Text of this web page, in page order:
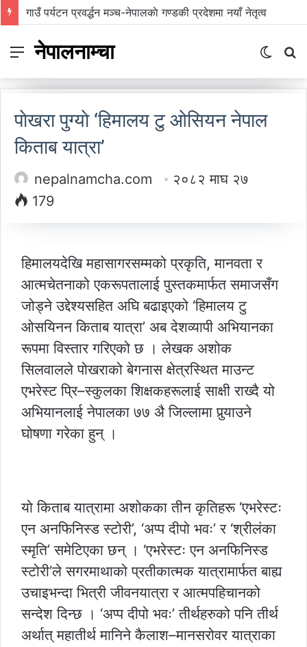
प्रिन्सुको चकचके बानी
Menu
नेपालनाम्चा
Switch
पाेखरा पुग्याे ‘हिमालय टु ओसियन नेपाल
किताब यात्रा’
nepalnamcha.com
२०८२ माघ २७
179
हिमालयदेखि महासागरसम्मको प्रकृति, मानवता र
आत्मचेतनाको एकरूपतालाई पुस्तकमार्फत समाजसँग
जोड्ने उद्देश्यसहित अघि बढाइएको ‘हिमालय टु
ओसयिनन किताब यात्रा’ अब देशव्यापी अभियानका
रूपमा विस्तार गरिएको छ । लेखक अशोक
सिलवालले पोखराको बेगनास क्षेत्रस्थित माउन्ट
एभरेस्ट प्रि–स्कुलका शिक्षकहरूलाई साक्षी राख्दै यो
अभियानलाई नेपालका ७७ अ‍ै जिल्लामा पुर्‍याउने
घोषणा गरेका हुन् ।
यो किताब यात्रामा अशोकका तीन कृतिहरू ‘एभरेस्टः
एन अनफिनिस्ड स्टोरी’, ‘अप्प दीपो भवः’ र ‘श्रीलंका
स्मृति’ समेटिएका छन् । ‘एभरेस्टः एन अनफिनिस्ड
स्टोरी’ले सगरमाथाको प्रतीकात्मक यात्रामार्फत बाह्य
उचाइभन्दा भित्री जीवनयात्रा र आत्मपहिचानको
सन्देश दिन्छ । ‘अप्प दीपो भवः’ तीर्थहरुको पनि तीर्थ
अर्थात् महातीर्थ मानिने कैलाश–मानसरोवर यात्राका